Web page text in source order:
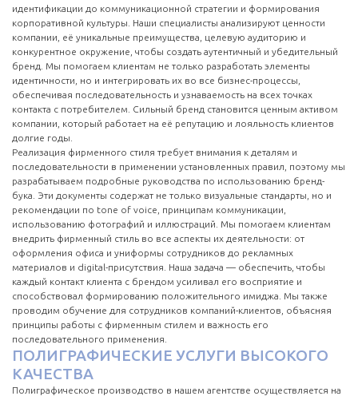
идентификации до коммуникационной стратегии и формирования
корпоративной культуры. Наши специалисты анализируют ценности
компании, её уникальные преимущества, целевую аудиторию и
конкурентное окружение, чтобы создать аутентичный и убедительный
бренд. Мы помогаем клиентам не только разработать элементы
идентичности, но и интегрировать их во все бизнес-процессы,
обеспечивая последовательность и узнаваемость на всех точках
контакта с потребителем. Сильный бренд становится ценным активом
компании, который работает на её репутацию и лояльность клиентов
долгие годы.
Реализация фирменного стиля требует внимания к деталям и
последовательности в применении установленных правил, поэтому мы
разрабатываем подробные руководства по использованию бренд-
бука. Эти документы содержат не только визуальные стандарты, но и
рекомендации по tone of voice, принципам коммуникации,
использованию фотографий и иллюстраций. Мы помогаем клиентам
внедрить фирменный стиль во все аспекты их деятельности: от
оформления офиса и униформы сотрудников до рекламных
материалов и digital-присутствия. Наша задача — обеспечить, чтобы
каждый контакт клиента с брендом усиливал его восприятие и
способствовал формированию положительного имиджа. Мы также
проводим обучение для сотрудников компаний-клиентов, объясняя
принципы работы с фирменным стилем и важность его
последовательного применения.
ПОЛИГРАФИЧЕСКИЕ УСЛУГИ ВЫСОКОГО
КАЧЕСТВА
Полиграфическое производство в нашем агентстве осуществляется на